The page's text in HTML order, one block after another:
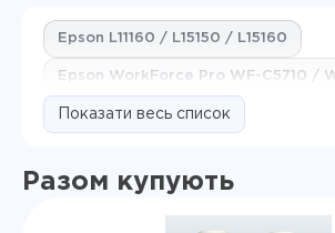
Epson L11160 / L15150 / L15160
Epson WorkForce Pro WF-C5710 /
Показати весь список
Разом купують